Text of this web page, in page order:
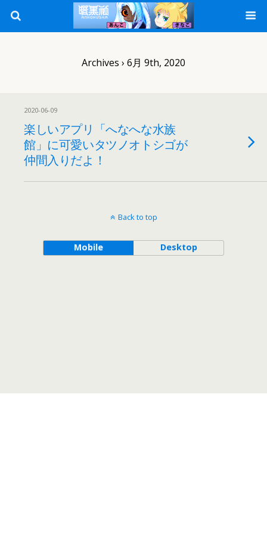
Archives › 6月 9th, 2020
2020-06-09
楽しいアプリ「へなへな水族
館」に可愛いタツノオトシゴが
仲間入りだよ！
Back to top
Mobile Desktop